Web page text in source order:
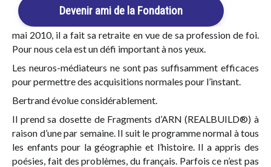
Devenir ami de la Fondation
Partout où nous l’emmenons, il se tient correctement. A le
voir, on ne dirait jamais qu’il est autiste. Le week-end du 1er
mai 2010, il a fait sa retraite en vue de sa profession de foi.
Pour nous cela est un défi important à nos yeux.
Les neuros-médiateurs ne sont pas suffisamment efficaces
pour permettre des acquisitions normales pour l’instant.
Bertrand évolue considérablement.
Il prend sa dosette de Fragments d’ARN (REALBUILD®) à
raison d’une par semaine. Il suit le programme normal à tous
les enfants pour la géographie et l’histoire. Il a appris des
poésies, fait des problèmes, du français. Parfois ce n’est pas